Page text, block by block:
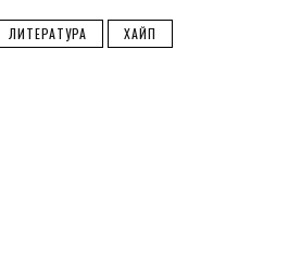
ЛИТЕРАТУРА ХАЙП